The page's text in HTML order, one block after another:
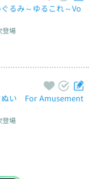
るみ～ゆるこれ～Vo
登場
い　For Amusement
登場